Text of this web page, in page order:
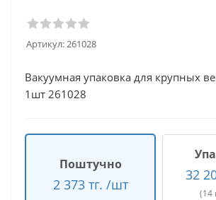
Артикул:261028
Вакуумная упаковка для крупных
1шт 261028
Поштучно
2 373 тг. /шт
32
(14